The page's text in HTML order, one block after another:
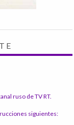
ruso de TV RT.
siguientes: